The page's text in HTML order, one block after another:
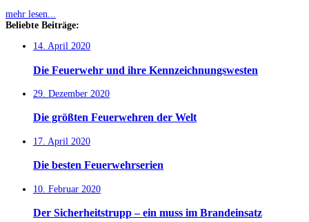
mehr lesen...
Beliebte Beiträge:
14. April 2020
Die Feuerwehr und ihre Kennzeichnungswesten
29. Dezember 2020
Die größten Feuerwehren der Welt
17. April 2020
Die besten Feuerwehrserien
10. Februar 2020
Der Sicherheitstrupp – ein muss im Brandeinsatz